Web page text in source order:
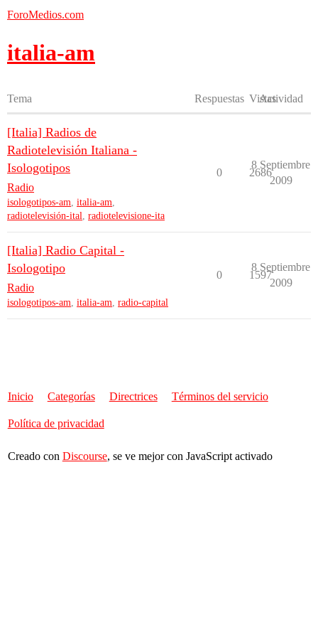
ForoMedios.com
italia-am
Tema Respuestas Vistas
Actividad
[Italia] Radios de
Radiotelevisión Italiana -
Isologotipos
Radio
isologotipos-am, italia-am,
radiotelevisión-ital, radiotelevisione-ita
0 2686
8 Septiembre
2009
[Italia] Radio Capital -
Isologotipo
Radio
isologotipos-am, italia-am, radio-capital
0 1597
8 Septiembre
2009
Inicio Categorías Directrices Términos del servicio
Política de privacidad
Creado con Discourse, se ve mejor con JavaScript activado